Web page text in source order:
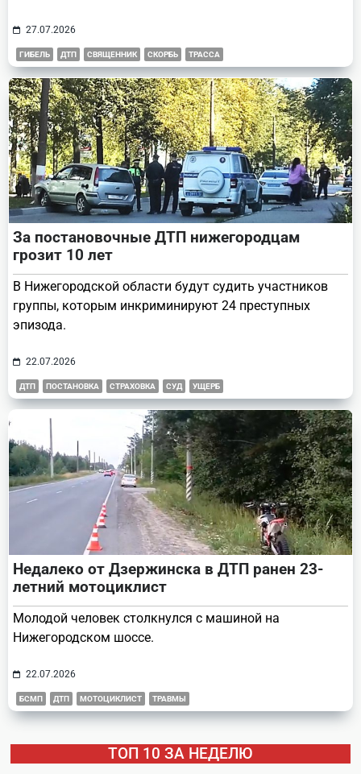
27.07.2026
ГИБЕЛЬ ДТП СВЯЩЕННИК СКОРБЬ ТРАССА
За постановочные ДТП нижегородцам
грозит 10 лет
В Нижегородской области будут судить участников
группы, которым инкриминируют 24 преступных
эпизода.
22.07.2026
ДТП ПОСТАНОВКА СТРАХОВКА СУД УЩЕРБ
Недалеко от Дзержинска в ДТП ранен 23-
летний мотоциклист
Молодой человек столкнулся с машиной на
Нижегородском шоссе.
22.07.2026
БСМП ДТП МОТОЦИКЛИСТ ТРАВМЫ
ТОП 10 ЗА НЕДЕЛЮ